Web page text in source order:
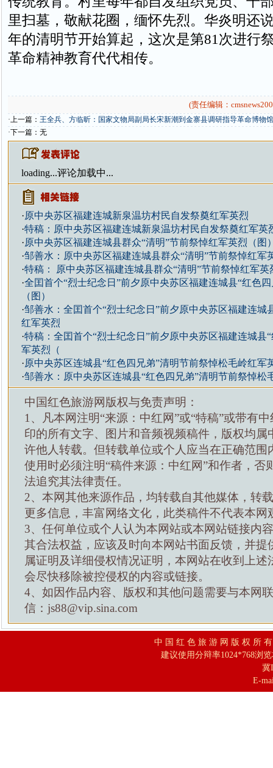
里扫墓，敬献花圈，缅怀先烈。华炎明还
年的清明节开始算起，这次是第81次进行
革命精神教育代代相传。
(责任编辑：
·上一篇： 王全兵、方临昕：国家文物局副局长宋新潮到金寨县调研指导革命博物
·下一篇：无
loading...评论加载中...
·原中央苏区福建连城新泉温坊村民自发祭奠红军英烈
·特稿：原中央苏区福建连城新泉温坊村民自发祭奠红军英
·原中央苏区福建连城县群众“清明”节前祭悼红军英烈（图
·邹善水：原中央苏区福建连城县群众“清明”节前祭悼红军
·特稿： 原中央苏区福建连城县群众“清明”节前祭悼红军英
·全囯首个“烈士纪念日”前夕原中央苏区福建连城县“红色
（图）
·邹善水：全囯首个“烈士纪念日”前夕原中央苏区福建连城
红军英烈
·特稿：全囯首个“烈士纪念日”前夕原中央苏区福建连城县
军英烈（
·原中央苏区连城县“红色四兄弟”清明节前祭悼松毛岭红军
·邹善水：原中央苏区连城县“红色四兄弟”清明节前祭悼松
中国红色旅游网版权与免责声明：
1、凡本网注明“来源：中红网”或“特稿”或带有
印的所有文字、图片和音频视频稿件，版权均属
许他人转载。但转载单位或个人应当在正确范围
使用时必须注明“稿件来源：中红网”和作者，否
法追究其法律责任。
2、本网其他来源作品，均转载自其他媒体，转
更多信息，丰富网络文化，此类稿件不代表本网
3、任何单位或个人认为本网站或本网站链接内
其合法权益，应该及时向本网站书面反馈，并提
属证明及详细侵权情况证明，本网站在收到上述
会尽快移除被控侵权的内容或链接。
4、如因作品内容、版权和其他问题需要与本网
信：js88@vip.sina.com
中 国 红 色 旅 游 网 版 权 所
建议使用分辩率1024*768浏
冀
E-